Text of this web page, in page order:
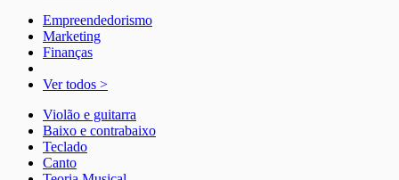
Empreendedorismo
Marketing
Finanças
Ver todos >
Violão e guitarra
Baixo e contrabaixo
Teclado
Canto